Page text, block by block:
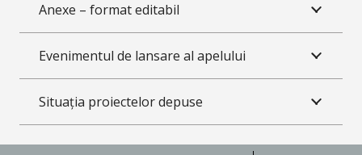
Anexe – format editabil
Evenimentul de lansare al apelului
Situația proiectelor depuse